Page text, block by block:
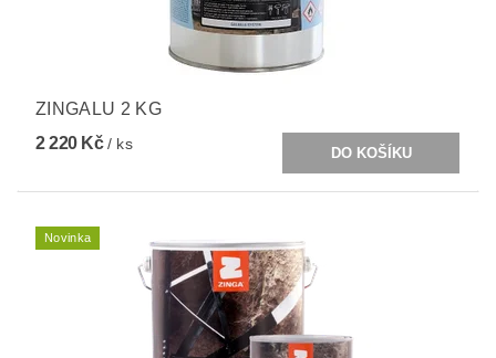
ZINGALU 2 KG
2 220 Kč/ ks
Novinka